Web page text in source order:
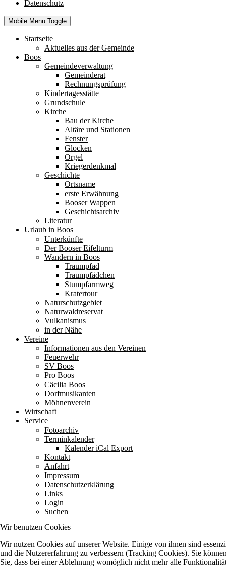
Datenschutz
Mobile Menu Toggle
Startseite
Aktuelles aus der Gemeinde
Boos
Gemeindeverwaltung
Gemeinderat
Rechnungsprüfung
Kindertagesstätte
Grundschule
Kirche
Bau der Kirche
Altäre und Stationen
Fenster
Glocken
Orgel
Kriegerdenkmal
Geschichte
Ortsname
erste Erwähnung
Booser Wappen
Geschichtsarchiv
Literatur
Urlaub in Boos
Unterkünfte
Der Booser Eifelturm
Wandern in Boos
Traumpfad
Traumpfädchen
Stumpfarmweg
Kratertour
Naturschutzgebiet
Naturwaldreservat
Vulkanismus
in der Nähe
Vereine
Informationen aus den Vereinen
Feuerwehr
SV Boos
Pro Boos
Cäcilia Boos
Dorfmusikanten
Möhnenverein
Wirtschaft
Service
Fotoarchiv
Terminkalender
Kalender iCal Export
Kontakt
Anfahrt
Impressum
Datenschutzerklärung
Links
Login
Suchen
Wir benutzen Cookies
Wir nutzen Cookies auf unserer Website. Einige von ihnen sind
und die Nutzererfahrung zu verbessern (Tracking Cookies). Sie
Sie, dass bei einer Ablehnung womöglich nicht mehr alle